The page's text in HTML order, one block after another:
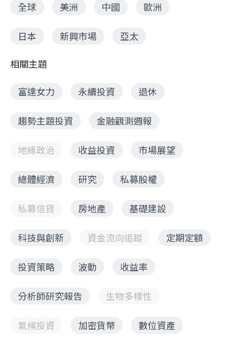
全球 美洲 中國 歐洲
日本 新興市場 亞太
相關主題
富達女力 永續投資 退休
趨勢主題投資 金融觀測週報
地緣政治 收益投資 市場展望
總體經濟 研究 私募股權
私募信貸 房地產 基礎建設
科技與創新 資金流向追蹤 定期定額
投資策略 波動 收益率
分析師研究報告 生物多樣性
氣候投資 加密貨幣 數位資產